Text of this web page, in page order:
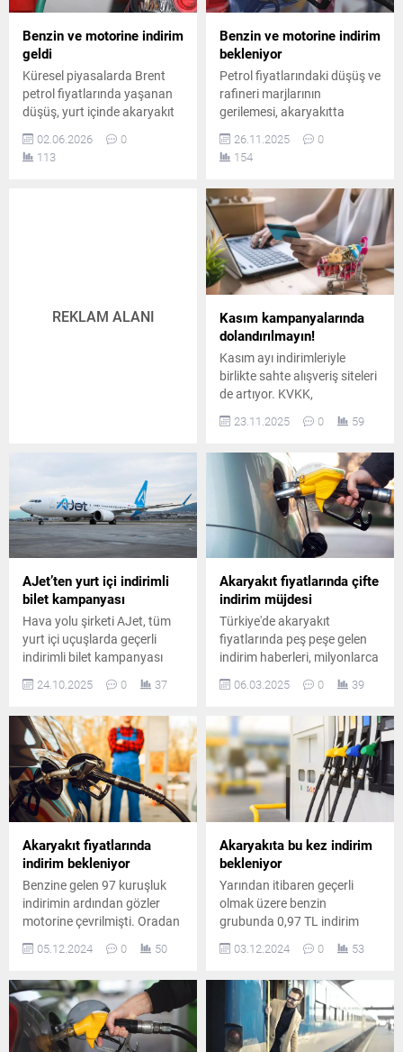
Benzin ve motorine indirim
geldi
Küresel piyasalarda Brent
petrol fiyatlarında yaşanan
düşüş, yurt içinde akaryakıt
fiyatlarına indirim olarak
yansıdı. Gece yarısından
itibaren geçerli olmak üzere
02.06.2026
0
113
Benzin ve motorine indirim
bekleniyor
Petrol fiyatlarındaki düşüş ve
rafineri marjlarının
gerilemesi, akaryakıtta
indirim ihtimalini artırdı.
Sektör kaynakları, benzin ve
motorin için fiyat düşüşünün
yansıyabileceğini belirtiyor.
26.11.2025
0
154
REKLAM ALANI
Kasım kampanyalarında
dolandırılmayın!
Kasım ayı indirimleriyle
birlikte sahte alışveriş siteleri
de artıyor. KVKK,
olmamak için URL kontrolü
önlemlerine dikkat edilmesini
tavsiye etti.
23.11.2025 0 59
AJet’ten yurt içi indirimli
bilet kampanyası
Hava yolu şirketi AJet, tüm
yurt içi uçuşlarda geçerli
indirimli bilet kampanyası
başlattı. İndirimli biletler 849
TL’den başlayan fiyatlarla
24.10.2025 0 37
Akaryakıt fiyatlarında çifte
indirim müjdesi
Türkiye'de akaryakıt
fiyatlarında peş peşe gelen
indirim haberleri, milyonlarca
araç sahibini sevindirdi
06.03.2025 0 39
Akaryakıt fiyatlarında
indirim bekleniyor
Benzine gelen 97 kuruşluk
indirimin ardından gözler
motorine çevrilmişti. Oradan
da araç sahiplerini
sevindirecek haber geldi.
itibaren 97 kuruşluk indirim
gelmesi bekleniyor.
05.12.2024 0 50
Akaryakıta bu kez indirim
bekleniyor
Yarından itibaren geçerli
olmak üzere benzin
grubunda 0,97 TL indirim
bekleniyor. Tüketicilerin
merakla beklediği indirim
düşürecek.
03.12.2024 0 53